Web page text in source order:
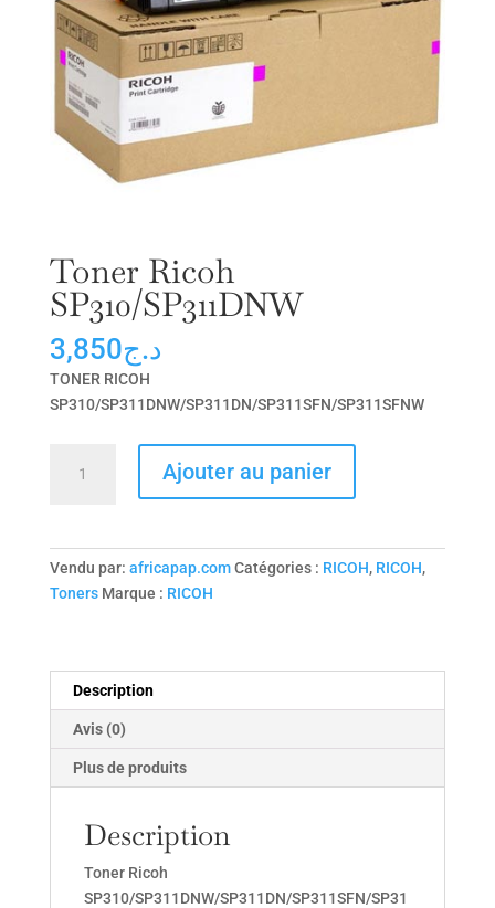
Toner Ricoh
SP310/SP311DNW
د.ج3,850
TONER RICOH
SP310/SP311DNW/SP311DN/SP311SFN/SP311SFNW
Ajouter au panier
Vendu par: africapap.com Catégories : RICOH, RICOH,
Toners Marque : RICOH
Description
Avis (0)
Plus de produits
Description
Toner Ricoh
SP310/SP311DNW/SP311DN/SP311SFN/SP31